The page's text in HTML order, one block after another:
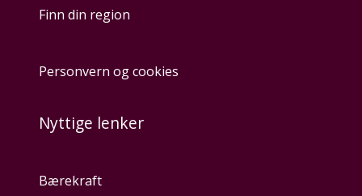
Finn din region
Personvern og cookies
Nyttige lenker
Bærekraft